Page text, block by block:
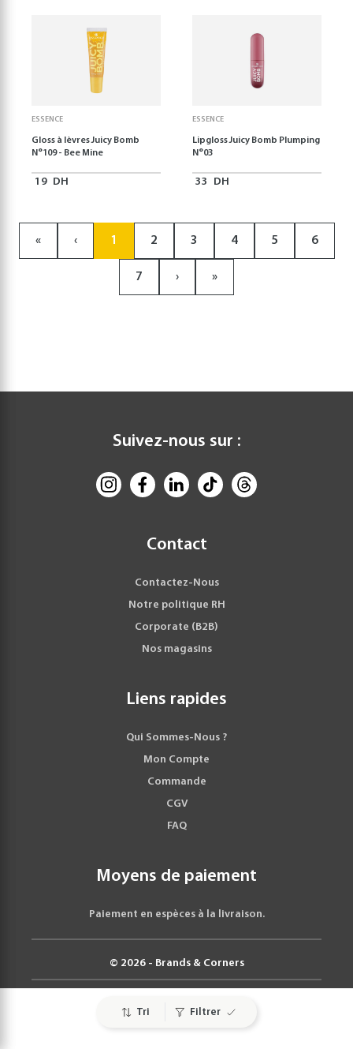
Tri Filtrer
ESSENCE
Gloss à lèvres Juicy Bomb
N°109 - Bee Mine
19 DH
ESSENCE
Lipgloss Juicy Bomb Plumping
N°03
33 DH
« ‹ 1 2 3 4 5 6
7 › »
Suivez-nous sur :
Contact
Contactez-Nous
Notre politique RH
Corporate (B2B)
Nos magasins
Liens rapides
Qui Sommes-Nous ?
Mon Compte
Commande
CGV
FAQ
Moyens de paiement
Paiement en espèces à la livraison.
© 2026 - Brands & Corners